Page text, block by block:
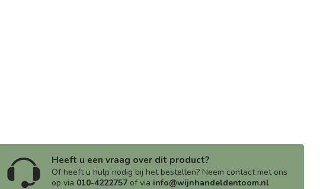
Heeft u een vraag over dit product?
Of heeft u hulp nodig bij het bestellen? Neem contact met ons
op via 010-4222757 of via info@wijnhandeldentoom.nl